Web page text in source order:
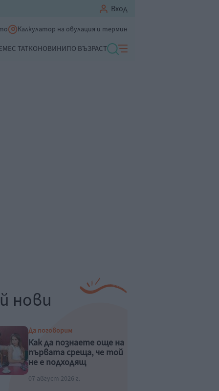
Вход
Калкулатор на овулация и термин
С ТАТКОНОВИНИПО ВЪЗРАСТ
нови
Да поговорим
Как да познаете още на
първата среща, че той
не е подходящ
07 август 2026 г.